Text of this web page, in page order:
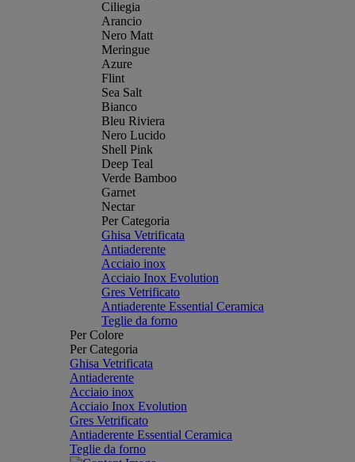
Ciliegia
Arancio
Nero Matt
Meringue
Azure
Flint
Sea Salt
Bianco
Bleu Riviera
Nero Lucido
Shell Pink
Deep Teal
Verde Bamboo
Garnet
Nectar
Per Categoria
Ghisa Vetrificata
Antiaderente
Acciaio inox
Acciaio Inox Evolution
Gres Vetrificato
Antiaderente Essential Ceramica
Teglie da forno
Per Colore
Per Categoria
Ghisa Vetrificata
Antiaderente
Acciaio inox
Acciaio Inox Evolution
Gres Vetrificato
Antiaderente Essential Ceramica
Teglie da forno